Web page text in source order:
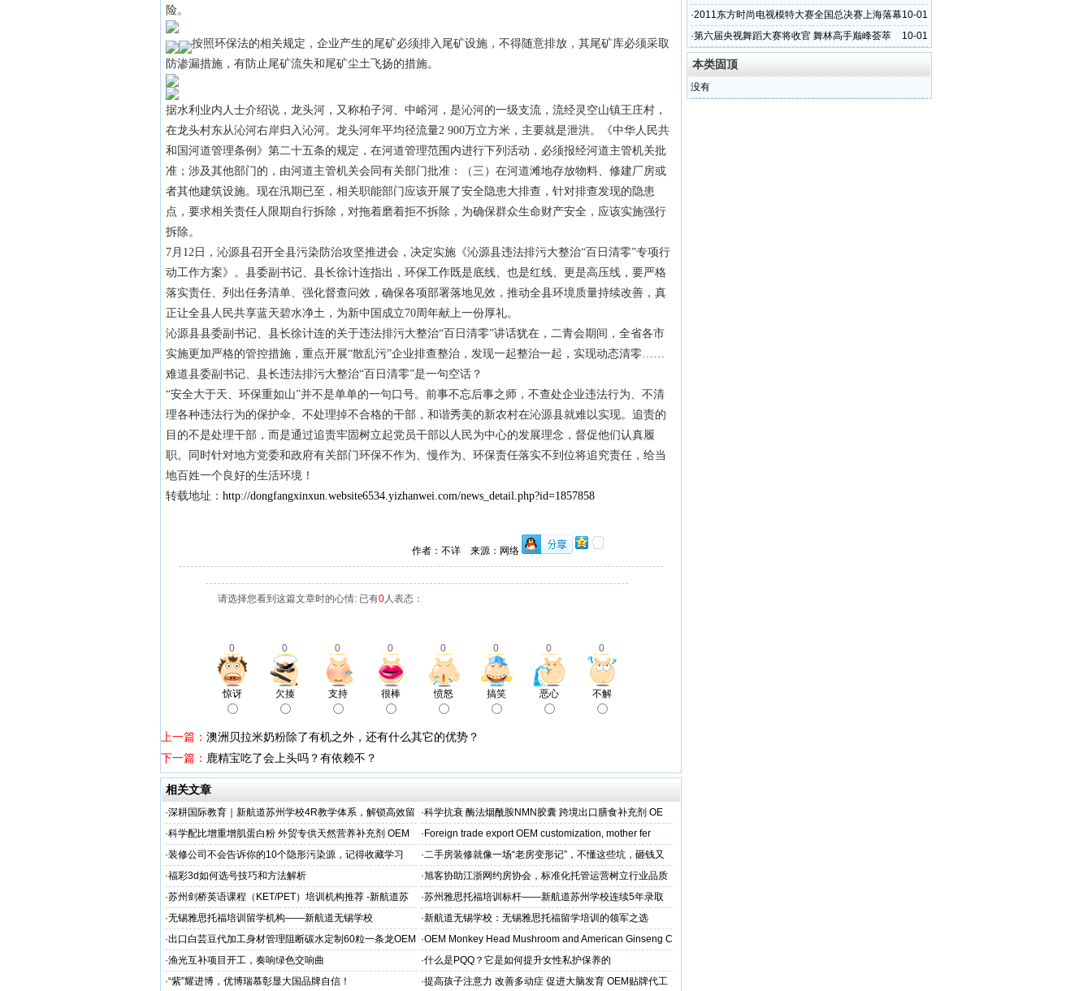
险。
按照环保法的相关规定，企业产生的尾矿必须排入尾矿设施，不得随意排放，其尾矿库必须采取
防渗漏措施，有防止尾矿流失和尾矿尘土飞扬的措施。
据水利业内人士介绍说，龙头河，又称柏子河、中峪河，是沁河的一级支流，流经灵空山镇王庄村，
在龙头村东从沁河右岸归入沁河。龙头河年平均径流量2 900万立方米，主要就是泄洪。《中华人民共
和国河道管理条例》第二十五条的规定，在河道管理范围内进行下列活动，必须报经河道主管机关批
准；涉及其他部门的，由河道主管机关会同有关部门批准：（三）在河道滩地存放物料、修建厂房或
者其他建筑设施。现在汛期已至，相关职能部门应该开展了安全隐患大排查，针对排查发现的隐患
点，要求相关责任人限期自行拆除，对拖着磨着拒不拆除，为确保群众生命财产安全，应该实施强行
拆除。
7月12日，沁源县召开全县污染防治攻坚推进会，决定实施《沁源县违法排污大整治“百日清零”专项行
动工作方案》。县委副书记、县长徐计连指出，环保工作既是底线、也是红线、更是高压线，要严格
落实责任、列出任务清单、强化督查问效，确保各项部署落地见效，推动全县环境质量持续改善，真
正让全县人民共享蓝天碧水净土，为新中国成立70周年献上一份厚礼。
沁源县县委副书记、县长徐计连的关于违法排污大整治“百日清零”讲话犹在，二青会期间，全省各市
实施更加严格的管控措施，重点开展“散乱污”企业排查整治，发现一起整治一起，实现动态清零……
难道县委副书记、县长违法排污大整治“百日清零”是一句空话？
“安全大于天、环保重如山”并不是单单的一句口号。前事不忘后事之师，不查处企业违法行为、不清
理各种违法行为的保护伞、不处理掉不合格的干部，和谐秀美的新农村在沁源县就难以实现。追责的
目的不是处理干部，而是通过追责牢固树立起党员干部以人民为中心的发展理念，督促他们认真履
职。同时针对地方党委和政府有关部门环保不作为、慢作为、环保责任落实不到位将追究责任，给当
地百姓一个良好的生活环境！
转载地址： http://dongfangxinxun.website6534.yizhanwei.com/news_detail.php?id=1857858
作者：不详 来源：网络
请选择您看到这篇文章时的心情: 已有0人表态：
0 0 0 0 0 0 0 0
惊讶 欠揍 支持 很棒 愤怒 搞笑 恶心 不解
上一篇： 澳洲贝拉米奶粉除了有机之外，还有什么其它的优势？
下一篇： 鹿精宝吃了会上头吗？有依赖不？
相关文章
·深耕国际教育｜新航道苏州学校4R教学体系，解锁高效留
学备考之路
·科学抗衰 酶法烟酰胺NMN胶囊 跨境出口膳食补充剂 OE
M/ODM定制
·科学配比增重增肌蛋白粉 外贸专供天然营养补充剂 OEM
源头定制
· Foreign trade export OEM customization, mother fer
·装修公司不会告诉你的10个隐形污染源，记得收藏学习 ·二手房装修就像一场“老房变形记”，不懂这些坑，砸钱又
糟心！看完这篇再开工
·福彩3d如何选号技巧和方法解析 ·旭客协助江浙网约房协会，标准化托管运营树立行业品质
标杆
·苏州剑桥英语课程（KET/PET）培训机构推荐 -新航道苏
州学校
·苏州雅思托福培训标杆——新航道苏州学校连续5年录取
率领先
·无锡雅思托福培训留学机构——新航道无锡学校 ·新航道无锡学校：无锡雅思托福留学培训的领军之选
·出口白芸豆代加工身材管理阻断碳水定制60粒一条龙OEM
贴牌
·OEM Monkey Head Mushroom and American Ginseng C
aps
·渔光互补项目开工，奏响绿色交响曲 ·什么是PQQ？它是如何提升女性私护保养的
·“紫”耀进博，优博瑞慕彰显大国品牌自信！ ·提高孩子注意力 改善多动症 促进大脑发育 OEM贴牌代工
10-01
·2011东方时尚电视模特大赛全国总决赛上海落幕
10-01
·第六届央视舞蹈大赛将收官 舞林高手巅峰荟萃
本类固顶
没有